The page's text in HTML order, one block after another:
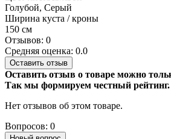
Голубой, Серый
Ширина куста / кроны
150 см
Отзывов: 0
Средняя оценка: 0.0
Оставить отзыв
Оставить отзыв о товаре можно
Так мы формируем честный рейтинг.
Нет отзывов об этом товаре.
Вопросов: 0